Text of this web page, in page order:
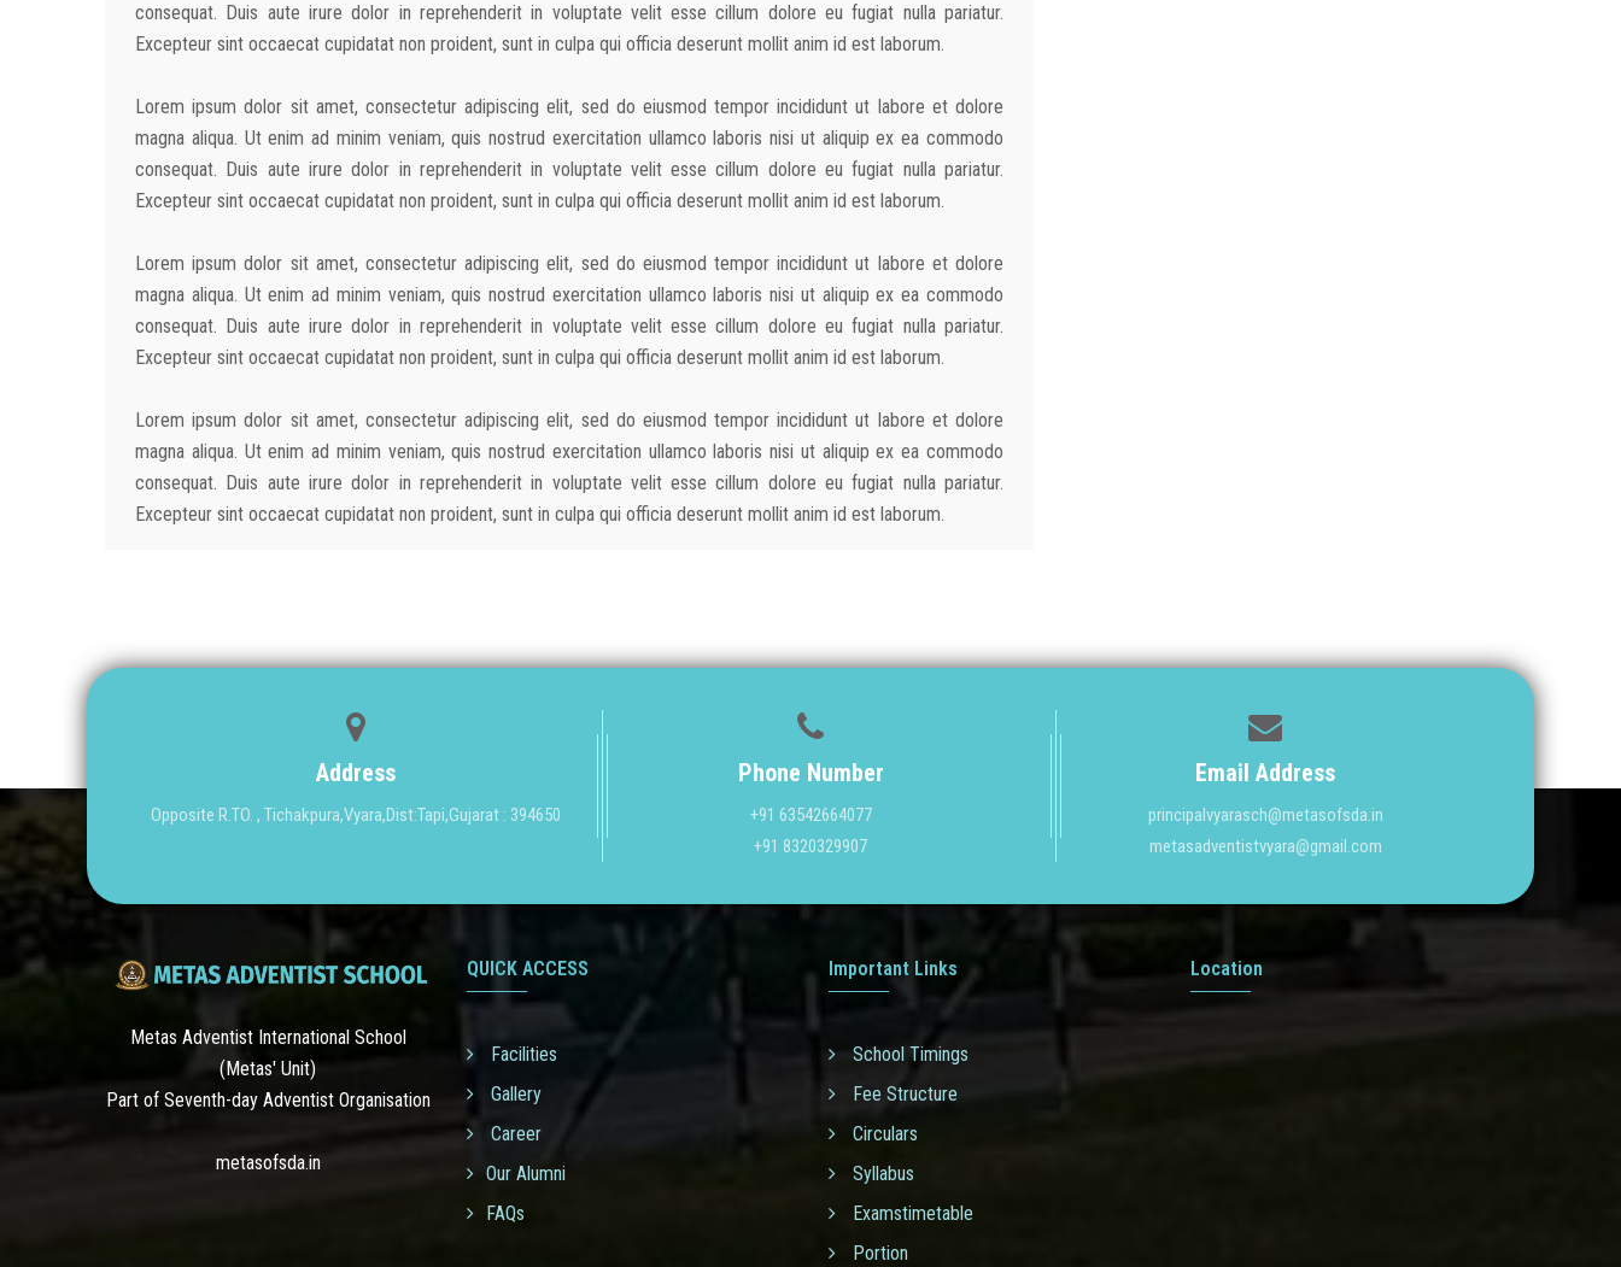
consequat. Duis aute irure dolor in reprehenderit in voluptate velit esse cillum dolore eu fugiat nulla pariatur.
Excepteur sint occaecat cupidatat non proident, sunt in culpa qui officia deserunt mollit anim id est laborum.
Lorem ipsum dolor sit amet, consectetur adipiscing elit, sed do eiusmod tempor incididunt ut labore et dolore
magna aliqua. Ut enim ad minim veniam, quis nostrud exercitation ullamco laboris nisi ut aliquip ex ea commodo
consequat. Duis aute irure dolor in reprehenderit in voluptate velit esse cillum dolore eu fugiat nulla pariatur.
Excepteur sint occaecat cupidatat non proident, sunt in culpa qui officia deserunt mollit anim id est laborum.
Lorem ipsum dolor sit amet, consectetur adipiscing elit, sed do eiusmod tempor incididunt ut labore et dolore
magna aliqua. Ut enim ad minim veniam, quis nostrud exercitation ullamco laboris nisi ut aliquip ex ea commodo
consequat. Duis aute irure dolor in reprehenderit in voluptate velit esse cillum dolore eu fugiat nulla pariatur.
Excepteur sint occaecat cupidatat non proident, sunt in culpa qui officia deserunt mollit anim id est laborum.
Lorem ipsum dolor sit amet, consectetur adipiscing elit, sed do eiusmod tempor incididunt ut labore et dolore
magna aliqua. Ut enim ad minim veniam, quis nostrud exercitation ullamco laboris nisi ut aliquip ex ea commodo
consequat. Duis aute irure dolor in reprehenderit in voluptate velit esse cillum dolore eu fugiat nulla pariatur.
Excepteur sint occaecat cupidatat non proident, sunt in culpa qui officia deserunt mollit anim id est laborum.
Address
Opposite R.TO. , Tichakpura,Vyara,Dist:Tapi,Gujarat : 394650
Phone Number
+91 63542664077
+91 8320329907
Email Address
principalvyarasch@metasofsda.in
metasadventistvyara@gmail.com
Metas Adventist International School
(Metas' Unit)
Part of Seventh-day Adventist Organisation
metasofsda.in
QUICK ACCESS
Facilities
Gallery
Career
Our Alumni
FAQs
Important Links
School Timings
Fee Structure
Circulars
Syllabus
Examstimetable
Portion
Location